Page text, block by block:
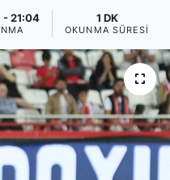
- 21:04 1 DK
OKUNMA SÜRESI